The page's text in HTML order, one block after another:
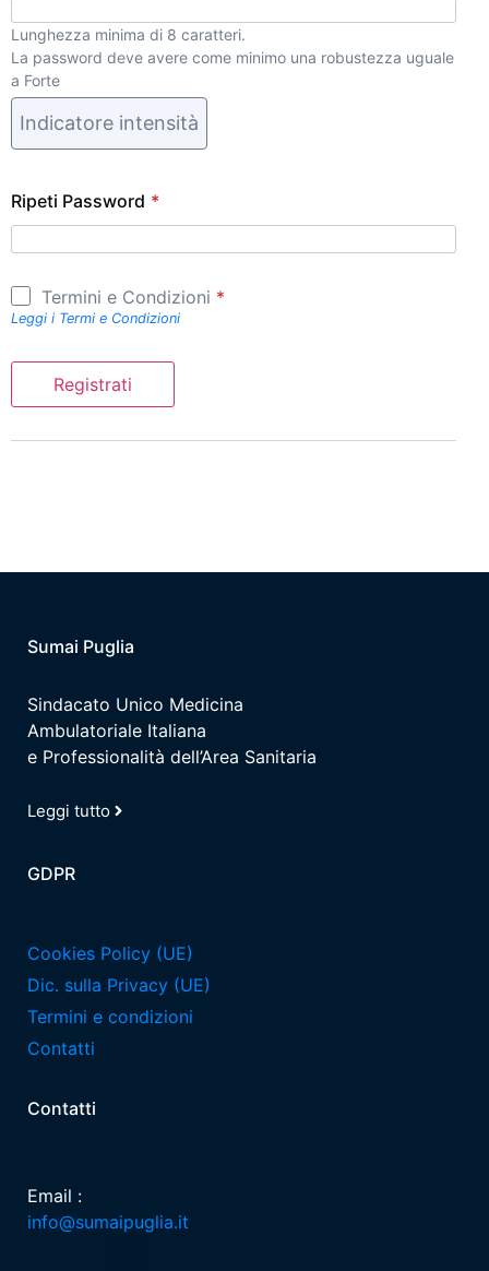
Lunghezza minima di 8 caratteri.
La password deve avere come minimo una robustezza uguale
a Forte
Indicatore intensità
Ripeti Password *
Termini e Condizioni *
Leggi i Termi e Condizioni
Sumai Puglia
Sindacato Unico Medicina
Ambulatoriale Italiana
e Professionalità dell’Area Sanitaria
Leggi tutto
GDPR
Cookies Policy (UE)
Dic. sulla Privacy (UE)
Termini e condizioni
Contatti
Contatti
Email :
info@sumaipuglia.it